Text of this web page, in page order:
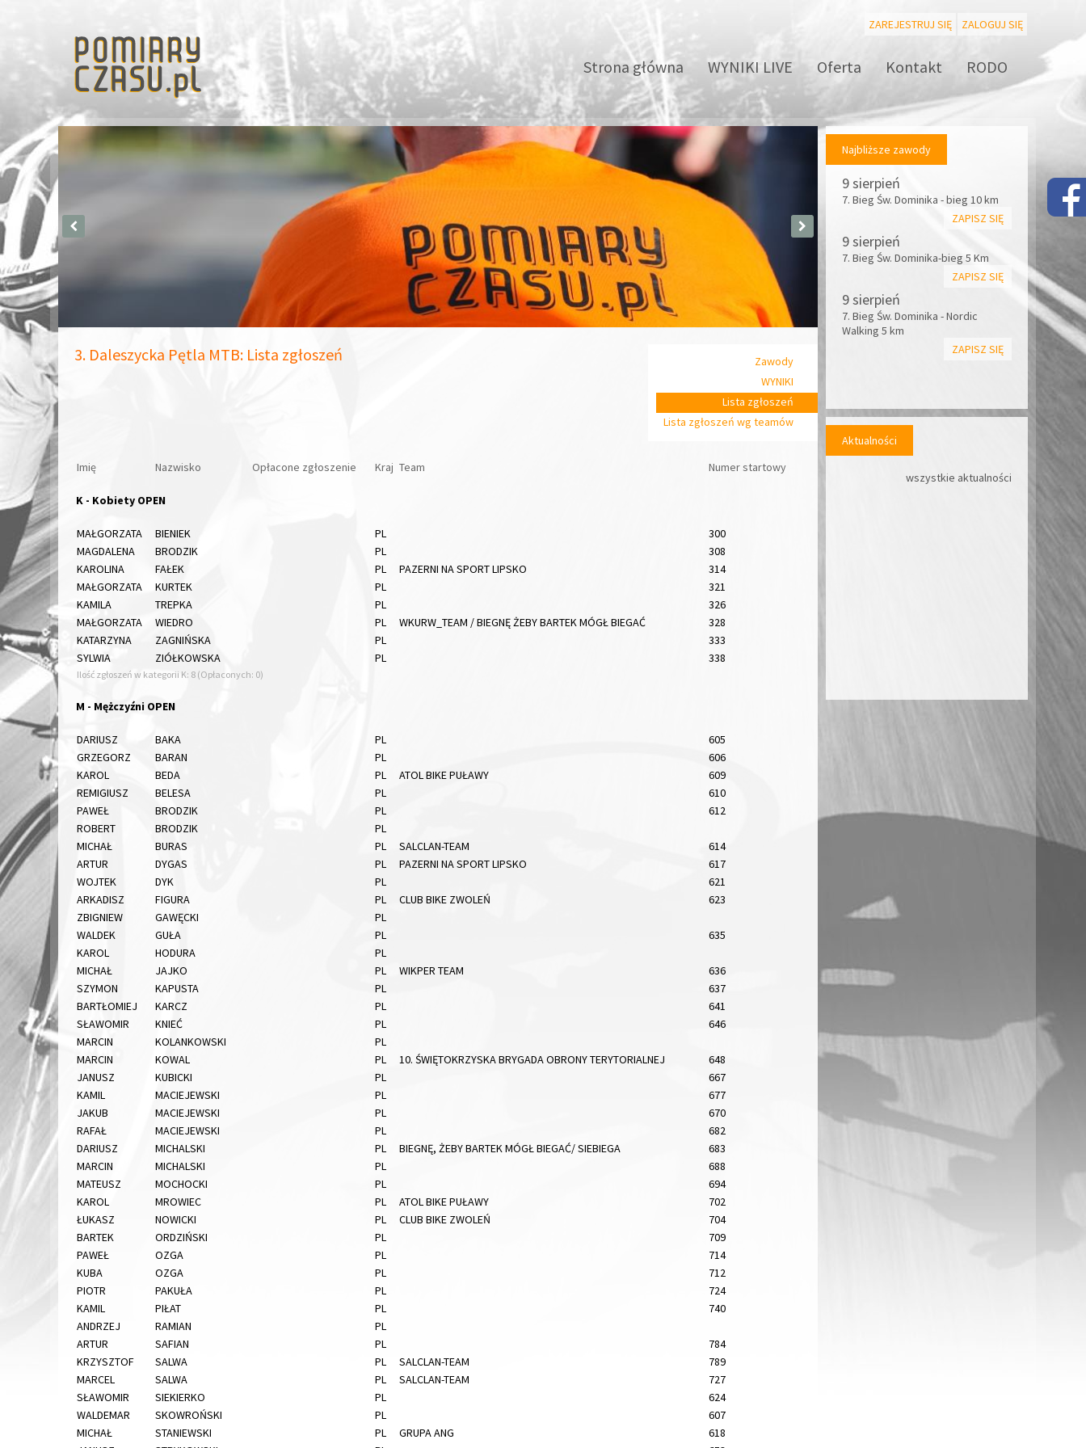
ZAREJESTRUJ SIĘ ZALOGUJ SIĘ
Strona główna WYNIKI LIVE Oferta Kontakt RODO
Najbliższe zawody
9 sierpień
7. Bieg Św. Dominika - bieg 10 km
ZAPISZ SIĘ
9 sierpień
7. Bieg Św. Dominika-bieg 5 Km
ZAPISZ SIĘ
9 sierpień
7. Bieg Św. Dominika - Nordic
Walking 5 km
ZAPISZ SIĘ
Aktualności
wszystkie aktualności
Zawody
WYNIKI
Lista zgłoszeń
Lista zgłoszeń wg teamów
3. Daleszycka Pętla MTB: Lista zgłoszeń
Imię Nazwisko Opłacone zgłoszenie Kraj Team Numer startowy
K - Kobiety OPEN
MAŁGORZATA BIENIEK PL
300
MAGDALENA
BRODZIK PL
308
KAROLINA
FAŁEK PL PAZERNI NA SPORT LIPSKO
314
MAŁGORZATA
KURTEK PL
321
KAMILA
TREPKA PL
326
MAŁGORZATA
WIEDRO PL WKURW_TEAM / BIEGNĘ ŻEBY BARTEK MÓGŁ BIEGAĆ
328
KATARZYNA
ZAGNIŃSKA PL
333
SYLWIA
ZIÓŁKOWSKA PL 338
Ilość zgłoszeń w kategorii K: 8 (Opłaconych: 0)
M - Mężczyźni OPEN
DARIUSZ BAKA PL
605
GRZEGORZ
BARAN PL
606
KAROL
BEDA PL ATOL BIKE PUŁAWY
609
REMIGIUSZ
BELESA PL
610
PAWEŁ
BRODZIK PL
612
ROBERT
BRODZIK
PL
MICHAŁ
BURAS PL SALCLAN-TEAM
614
ARTUR
DYGAS PL PAZERNI NA SPORT LIPSKO
617
WOJTEK
DYK PL
621
ARKADISZ
FIGURA PL CLUB BIKE ZWOLEŃ
623
ZBIGNIEW
GAWĘCKI
PL
WALDEK
GUŁA PL
635
KAROL
HODURA
PL
MICHAŁ
JAJKO PL WIKPER TEAM
636
SZYMON
KAPUSTA PL
637
BARTŁOMIEJ
KARCZ PL
641
SŁAWOMIR
KNIEĆ PL
646
MARCIN
KOLANKOWSKI
PL
MARCIN
KOWAL PL 10. ŚWIĘTOKRZYSKA BRYGADA OBRONY TERYTORIALNEJ
648
JANUSZ
KUBICKI PL
667
KAMIL
MACIEJEWSKI PL
677
JAKUB
MACIEJEWSKI PL
670
RAFAŁ
MACIEJEWSKI PL
682
DARIUSZ
MICHALSKI PL BIEGNĘ, ŻEBY BARTEK MÓGŁ BIEGAĆ/ SIEBIEGA
683
MARCIN
MICHALSKI PL
688
MATEUSZ
MOCHOCKI PL
694
KAROL
MROWIEC PL ATOL BIKE PUŁAWY
702
ŁUKASZ
NOWICKI PL CLUB BIKE ZWOLEŃ
704
BARTEK
ORDZIŃSKI PL
709
PAWEŁ
OZGA PL
714
KUBA
OZGA PL
712
PIOTR
PAKUŁA PL
724
KAMIL
PIŁAT PL
740
ANDRZEJ
RAMIAN
PL
ARTUR
SAFIAN PL
784
KRZYSZTOF
SALWA PL SALCLAN-TEAM
789
MARCEL
SALWA PL SALCLAN-TEAM
727
SŁAWOMIR
SIEKIERKO PL
624
WALDEMAR
SKOWROŃSKI PL
607
MICHAŁ
STANIEWSKI PL GRUPA ANG
618